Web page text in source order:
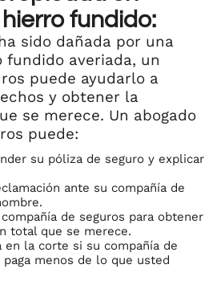
fundido:
sido dañada por una
averiada, un
puede ayudarlo a
y obtener la
se merece. Un abogado
puede:
su póliza de seguro y explicar
ante su compañía de
de seguros para obtener
total que se merece.
en la corte si su compañía de
paga menos de lo que usted